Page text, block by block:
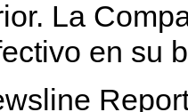
La
en su